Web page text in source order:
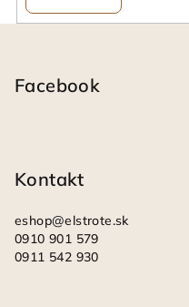
Facebook
Kontakt
eshop@elstrote.sk
0910 901 579
0911 542 930